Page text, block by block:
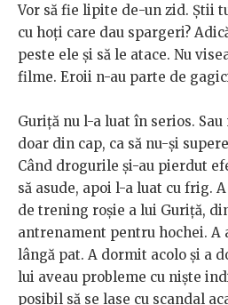
Vor să fie lipite de-un zid. Știi
cu hoți care dau spargeri?
peste ele și să le atace. Nu
filme. Eroii n-au parte de
Guriță nu l-a luat în serios.
doar din cap, ca să nu-și
Când drogurile și-au pierdut
să asude, apoi l-a luat cu frig.
de trening roșie a lui Guriță,
antrenament pentru hochei. A
lângă pat. A dormit acolo și a
lui aveau probleme cu niște
posibil să se lase cu scandal